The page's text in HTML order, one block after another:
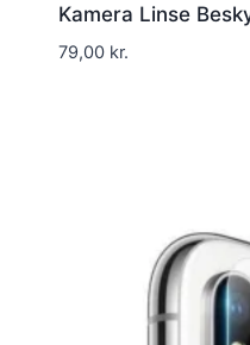
Kamera Linse
79,00 kr.